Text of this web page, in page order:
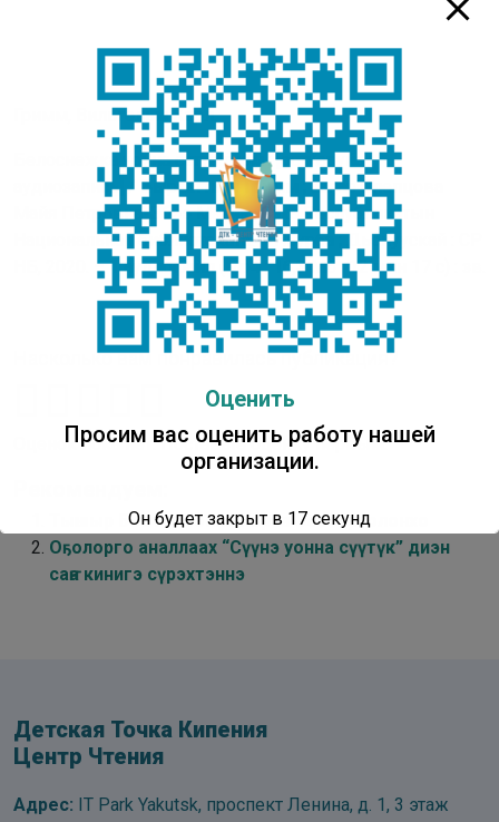
Гримм, Вильгельм Карл.
Белоснежка уонна сэттэ гном : [остуоруйа :
аудиозапись] / Бырааттыы Гримм ; ааҕар Слепцова
Майя Петровна-Эбээ Маайа ; Саха Республикатын
Национальнай библиотеката. – Ньурба ; Дьокуускай : СР
НБ, 2020. – 1 аудиофайл (Mp4 ; 16,3 Мб ; 12 мин 17 с) : зв.
Насколько вам понравилась публикация?
Оценок пока нет. Поставьте оценку первым.
Тыҥыыр Боотур уонна Харса Боотур: олонхо
Оҕолорго аналлаах “Сүүнэ уонна сүүтүк” диэн
саҥа кинигэ сүрэхтэннэ
Детская Точка Кипения
Центр Чтения
Адрес: IT Park Yakutsk, проспект Ленина, д. 1, 3 этаж
Оценить
Просим вас оценить работу нашей
организации.
Он будет закрыт в 16 секунд